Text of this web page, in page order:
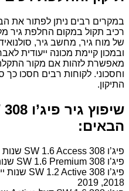
במקרים רבים ניתן לפתור את
רכיב תקול במקום החלפת גיר
ובמכון קיימת מכונה ייעודית
מאפשרת לזהות אם מקור התקלה
וחסכוני. לקוחות רבים חסכו כך
התיקון.
הבאים:
פיג’ו 308 SW 1.6 Access שנות ייצור: 2009, 2010, 2011, 2012
פיג’ו 308 SW 1.6 Premium שנות ייצור: 2009, 2010, 2011, 2012
2018, 2019